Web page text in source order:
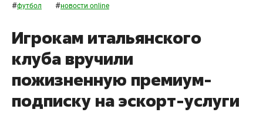
#футбол #новости online
Игрокам итальянского
клуба вручили
пожизненную премиум-
подписку на эскорт-услуги